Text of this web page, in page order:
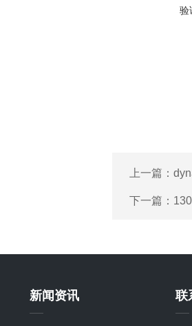
验
上一篇：
下一篇：
新闻资讯 联